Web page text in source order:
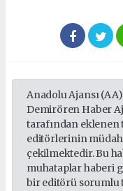
Anadolu Ajansı
Demirören Haber
tarafından eklenen
editörlerinin
çekilmektedir. Bu
muhataplar haberi
bir editörü sorumlu